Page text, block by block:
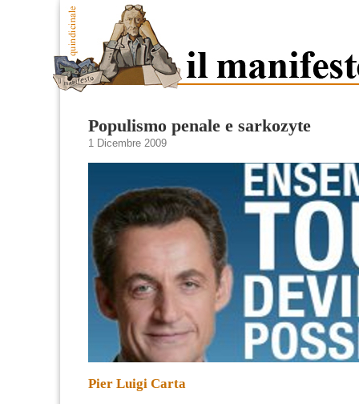
Populismo penale e sarkozyte
1 Dicembre 2009
Pier Luigi Carta